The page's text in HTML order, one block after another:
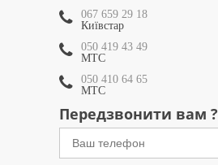
067 659 29 18
Київстар
050 419 43 49
МТС
050 410 64 65
МТС
Передзвонити вам ?